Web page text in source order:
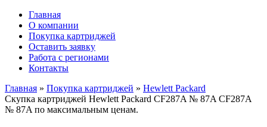
Главная
О компании
Покупка картриджей
Оставить заявку
Работа с регионами
Контакты
Главная » Покупка картриджей » Hewlett Packard
Скупка картриджей Hewlett Packard CF287A № 87A CF287A
№ 87A по максимальным ценам.